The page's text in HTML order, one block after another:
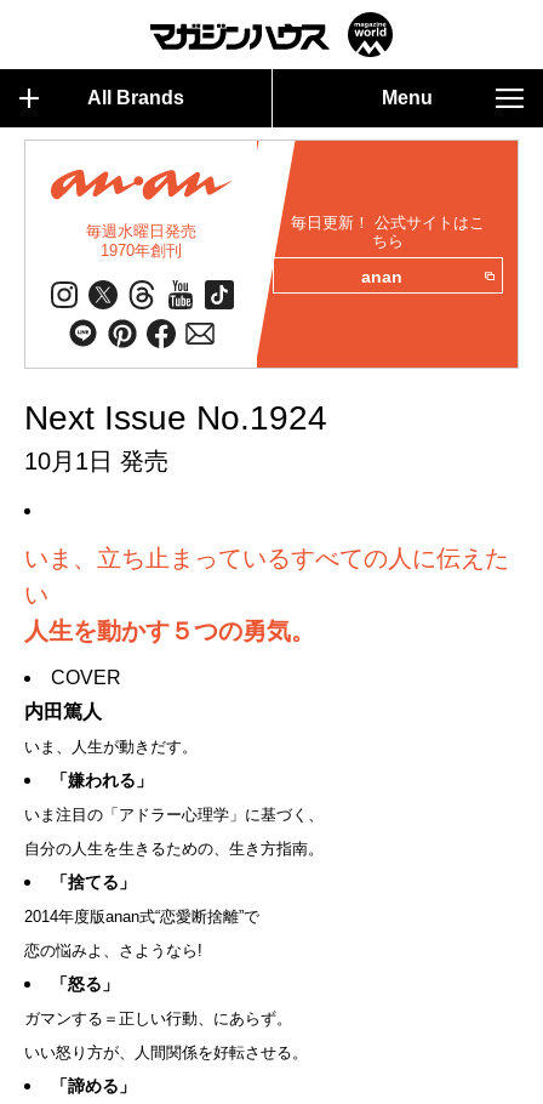
All Brands Menu
毎週水曜日発売
1970年創刊
毎日更新！ 公式サイトはこ
ちら
anan
Next Issue No.1924
10月1日 発売
いま、立ち止まっているすべての人に伝えた
い
人生を動かす５つの勇気。
COVER
内田篤人
いま、人生が動きだす。
「嫌われる」
いま注目の「アドラー心理学」に基づく、
自分の人生を生きるための、生き方指南。
「捨てる」
2014年度版anan式“恋愛断捨離”で
恋の悩みよ、さようなら!
「怒る」
ガマンする＝正しい行動、にあらず。
いい怒り方が、人間関係を好転させる。
「諦める」